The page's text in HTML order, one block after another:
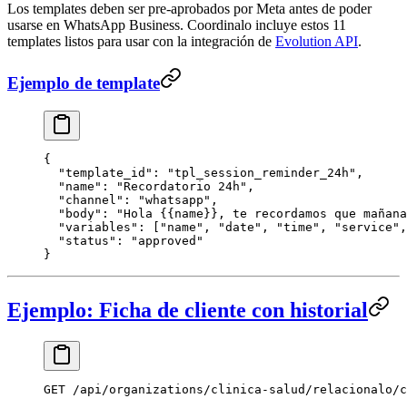
Los templates deben ser pre-aprobados por Meta antes de poder
usarse en WhatsApp Business. Coordinalo incluye estos 11
templates listos para usar con la integración de Evolution API.
Ejemplo de template
{
  "template_id"
: "tpl_session_reminder_24h" ,
  "name"
: "Recordatorio 24h" ,
  "channel"
: "whatsapp" ,
  "body"
:
"Hola {{name}}, te recordamos que
  "variables"
: [ "name" , "date" , "time" , "service"
  "status"
:
"approved"
}
Ejemplo: Ficha de cliente con historial
GET /api/organizations/clinica-salud/relacionalo/